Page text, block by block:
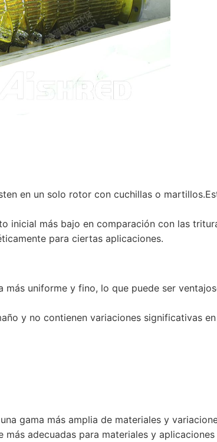
en un solo rotor con cuchillas o
inicial más bajo en comparación con las
para ciertas aplicaciones.
uniforme y fino, lo que puede ser
y no contienen variaciones significativas
gama más amplia de materiales y
adecuadas para materiales y aplicaciones